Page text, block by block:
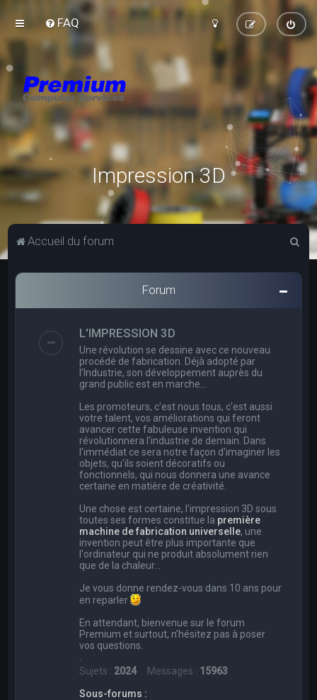
FAQ
Impression 3D
Accueil du forum
c
Forum
L'IMPRESSION 3D
Une révolution se dessine avec ce nouveau
procédé de fabrication. Déjà adopté par
l’Industrie, son développement auprès du
grand public est en marche…
Les promoteurs, c'est nous tous, c'est aussi
votre talent, vos améliorations qui feront
avancer cette fabuleuse invention qui
révolutionnera l'industrie de demain. Dans
l'immédiat ce sera notre façon d'imaginer les
objets, qu'ils soient décoratifs ou
fonctionnels, qui nous donnera une avance
certaine en matière de créativité.
Une chose est certaine, l'impression 3D sous
toutes ses formes constitue la première
machine de fabrication universelle, une
invention peut être plus importante que
l'ordinateur qui ne produit absolument rien
que de la chaleur...
Je vous donne rendez-vous dans 10 ans pour
en reparler
En attendant, bienvenue sur le forum
Premium et surtout, n'hésitez pas à poser
vos questions.
Sujets : 2024Messages : 15963
Sous-forums :